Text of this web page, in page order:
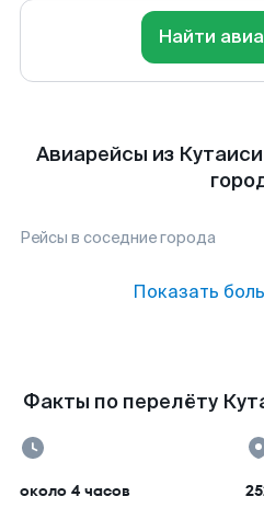
Найти
Авиарейсы из
Рейсы в соседние города
Показать
Факты по перелёту
около 4 часов